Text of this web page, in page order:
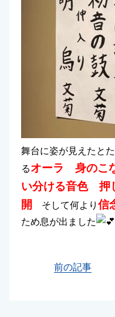
舞台に姿が見えたと
るオーラ 身の
い分ける音色 押
開 そして何より 信
ため息が出ました
前の記事